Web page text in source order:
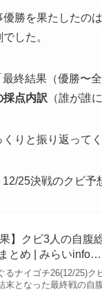
勝を果たしたのは
した。
終結果（優勝〜
採点内訳 （誰が誰
りと振り返ってく
25決戦のクビ予
果】クビ3人の自
とめ | みらいinfo…
るナイゴチ26(12/25)
となった最終戦の自